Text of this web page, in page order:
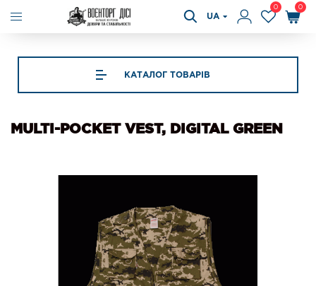
UA
0 0
КАТАЛОГ ТОВАРІВ
MULTI-POCKET VEST, DIGITAL GREEN